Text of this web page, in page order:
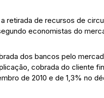
retirada de recursos de
economistas do
dos bancos pelo
cobrada do cliente
de 2010 e de 1,3% no